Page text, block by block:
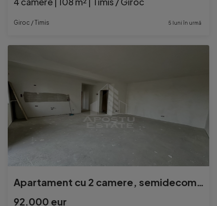
Giroc / Timis 5 luni în urmă
Apartament cu 2 camere, semidecomandat, etaj 1, zona Lidl...
92.000 eur